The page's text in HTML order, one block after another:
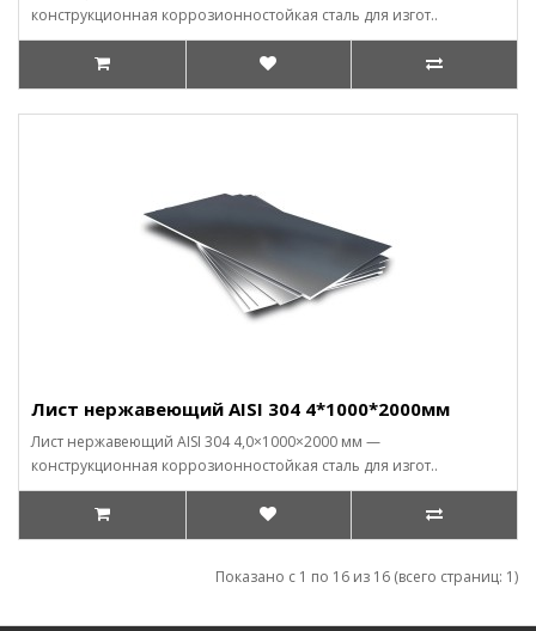
конструкционная коррозионностойкая сталь для изгот..
Лист нержавеющий AISI 304 4*1000*2000мм
Лист нержавеющий AISI 304 4,0×1000×2000 мм —
конструкционная коррозионностойкая сталь для изгот..
Показано с 1 по 16 из 16 (всего страниц: 1)